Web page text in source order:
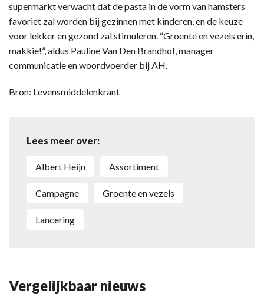
supermarkt verwacht dat de pasta in de vorm van hamsters
favoriet zal worden bij gezinnen met kinderen, en de keuze
voor lekker en gezond zal stimuleren. “Groente en vezels erin,
makkie!”, aldus Pauline Van Den Brandhof, manager
communicatie en woordvoerder bij AH.
Bron: Levensmiddelenkrant
Lees meer over:
Albert Heijn assortiment
campagne groente en vezels
lancering
Vergelijkbaar nieuws